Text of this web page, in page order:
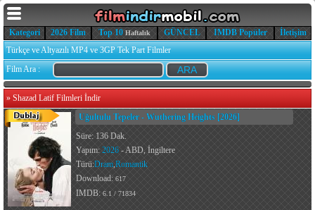
Kategori 2026 Film Top 10 Haftalık GÜNCEL IMDB Popüler
İletişim
Türkçe ve Altyazılı MP4 ve 3GP Tek Part Filmler
Film Ara :
» Shazad Latif Filmleri İndir
Uğultulu Tepeler - Wuthering Heights [2026]
Süre: 136 Dak.
Yapım: 2026 - ABD, İngiltere
Türü:Dram,Romantik
Download: 617
IMDB: 6.1 / 71834